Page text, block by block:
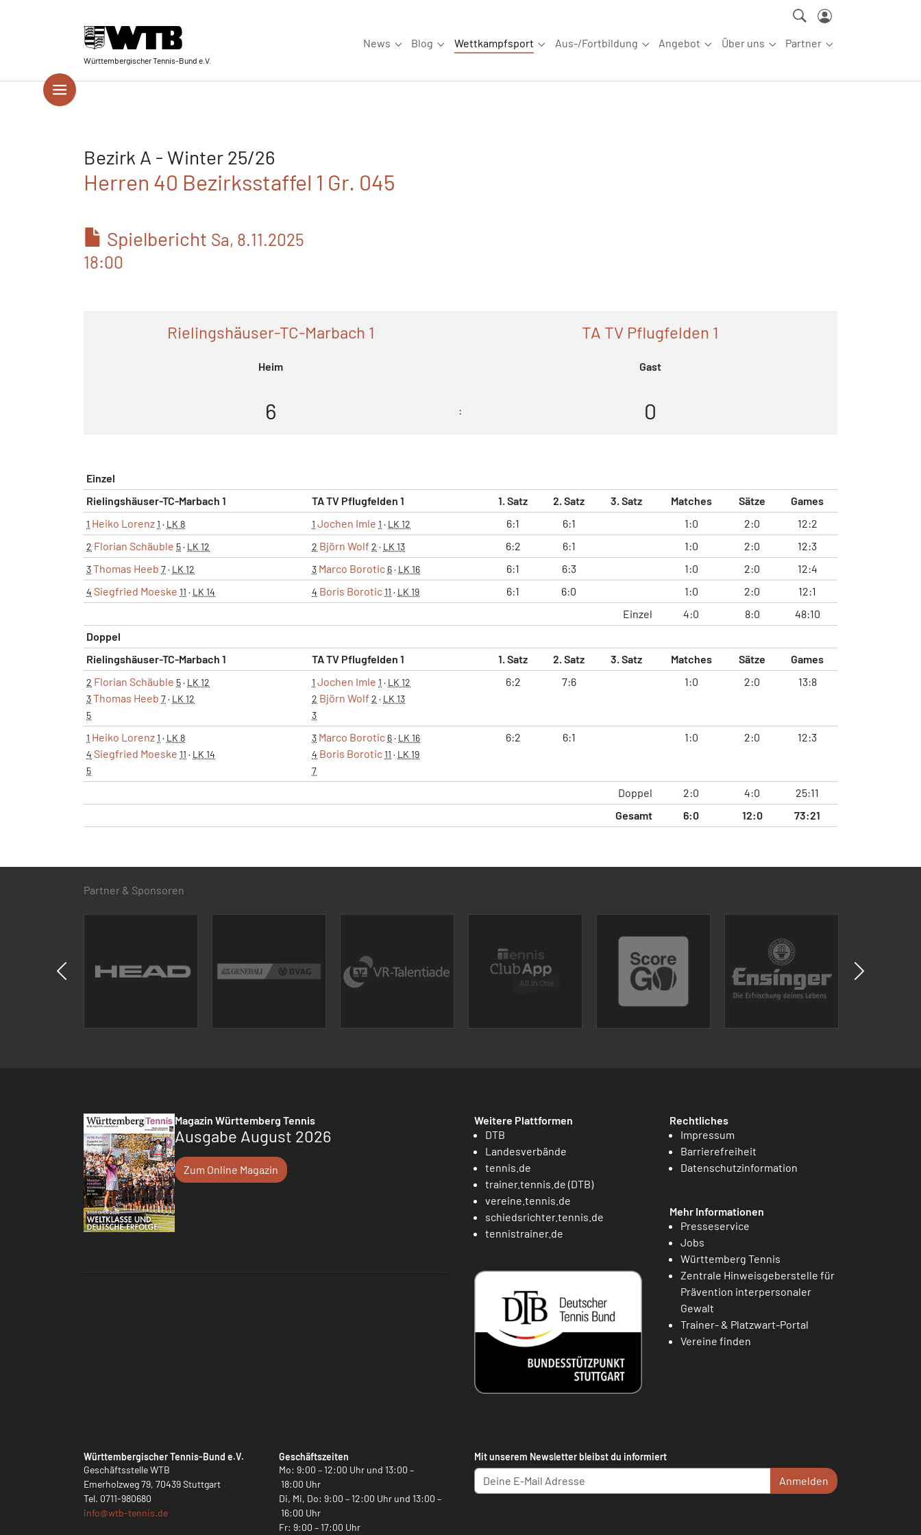
Württembergischer Tennis-Bund e.V.
News
Submenu for "News"
Blog
Submenu for "Blog"
Wettkampfsport
Submenu for "Wettkampfsport"
Aus-/Fortbildung
Submenu for "Aus-/Fortbildung"
Angebot
Submenu for "Angebot"
Über uns
Submenu for "Über uns"
Partner
Submenu for
Bezirk A - Winter 25/26
Herren 40 Bezirksstaffel 1 Gr. 045
Spielbericht Sa, 8.11.2025
18:00
Rielingshäuser-TC-Marbach 1
Heim
TA TV Pflugfelden 1
Gast
6 : 0
Einzel
Rielingshäuser-TC-Marbach 1
TA TV Pflugfelden 1 1. Satz 2. Satz 3. Satz Matches Sätze Games
1 Heiko Lorenz1 · LK 8 1 Jochen Imle 1 · LK 12 6:1 6:1 1:0 2:0 12:2
2 Florian Schäuble 5· LK 12 2 Björn Wolf 2 · LK 13 6:2 6:1 1:0 2:0 12:3
3Thomas Heeb 7· LK 12 3 Marco Borotic 6· LK 16 6:1 6:3 1:0 2:0 12:4
4 Siegfried Moeske 11 · LK 14 4 Boris Borotic11 · LK 19 6:1 6:0 1:0 2:0
12:1
Einzel
4:0 8:0
48:10
Doppel
Rielingshäuser-TC-Marbach 1
TA TV Pflugfelden 1 1. Satz 2. Satz 3. Satz Matches Sätze Games
2 Florian Schäuble 5· LK 12
3Thomas Heeb 7· LK 12
5
1 Jochen Imle 1 · LK 12
2 Björn Wolf 2 · LK 13
3
6:2 7:6 1:0 2:0 13:8
1 Heiko Lorenz1 · LK 8
4 Siegfried Moeske 11 · LK 14
5
3 Marco Borotic 6· LK 16
4 Boris Borotic11 · LK 19
7
6:2 6:1 1:0 2:0 12:3
Doppel 2:0 4:0
25:11
Gesamt
6:0 12:0 73:21
Partner & Sponsoren
Magazin Württemberg Tennis
Ausgabe August 2026
Zum Online Magazin
Weitere Plattformen
DTB
Landesverbände
tennis.de
trainer.tennis.de (DTB)
vereine.tennis.de
schiedsrichter.tennis.de
tennistrainer.de
Rechtliches
Impressum
Barrierefreiheit
Datenschutzinformation
Mehr Informationen
Presseservice
Jobs
Württemberg Tennis
Zentrale Hinweisgeberstelle für
Prävention interpersonaler
Gewalt
Trainer- & Platzwart-Portal
Vereine finden
Württembergischer Tennis-Bund e.V.
Geschäftsstelle WTB
Emerholzweg 79, 70439 Stuttgart
Tel. 0711-980680
info@wtb-tennis.de
Geschäftszeiten
Mo: 9:00 – 12:00 Uhr und 13:00 –
18:00 Uhr
Di, Mi, Do: 9:00 – 12:00 Uhr und 13:00 –
16:00 Uhr
Fr: 9:00 – 17:00 Uhr
Mit unserem Newsletter bleibst du informiert
Anmelden